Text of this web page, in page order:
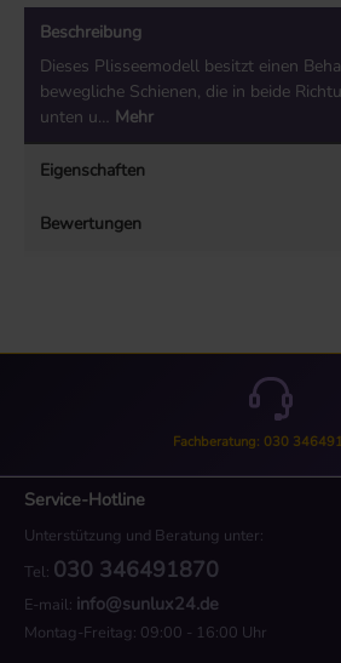
Beschreibung
Dieses Plisseemodell besitzt einen
bewegliche Schienen, die in beide
unten u… Mehr
Eigenschaften
Bewertungen
Fachberatung: 030
Service-Hotline
Unterstützung und Beratung unter:
Tel: 030 346491870
E-mail: info@sunlux24.de
Montag-Freitag: 09:00 - 16:00 Uhr